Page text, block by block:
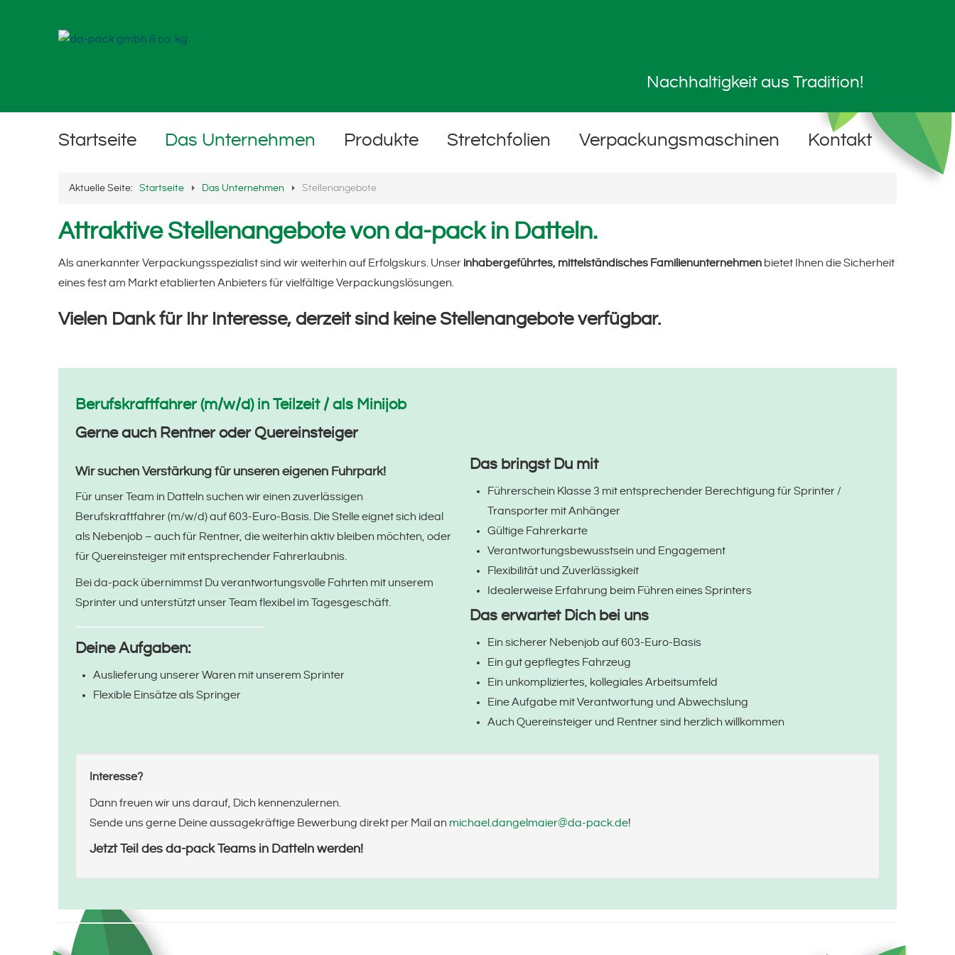
Nachhaltigkeit aus Tradition!
Startseite Das Unternehmen Produkte Stretchfolien Verpackungsmaschinen Kontakt
Aktuelle Seite: Startseite Das Unternehmen Stellenangebote
Attraktive Stellenangebote von da-pack in Datteln.
Als anerkannter Verpackungsspezialist sind wir weiterhin auf Erfolgskurs. Unser inhabergeführtes, mittelständisches Familienunternehmen bietet Ihnen die Sicherheit
eines fest am Markt etablierten Anbieters für vielfältige Verpackungslösungen.
Vielen Dank für Ihr Interesse, derzeit sind keine Stellenangebote verfügbar.
Berufskraftfahrer (m/w/d) in Teilzeit / als Minijob
Gerne auch Rentner oder Quereinsteiger
Wir suchen Verstärkung für unseren eigenen Fuhrpark!
Für unser Team in Datteln suchen wir einen zuverlässigen
Berufskraftfahrer (m/w/d) auf 603-Euro-Basis. Die Stelle eignet sich ideal
als Nebenjob – auch für Rentner, die weiterhin aktiv bleiben möchten, oder
für Quereinsteiger mit entsprechender Fahrerlaubnis.
Bei da-pack übernimmst Du verantwortungsvolle Fahrten mit unserem
Sprinter und unterstützt unser Team flexibel im Tagesgeschäft.
Deine Aufgaben:
Auslieferung unserer Waren mit unserem Sprinter
Flexible Einsätze als Springer
Das bringst Du mit
Führerschein Klasse 3 mit entsprechender Berechtigung für Sprinter /
Transporter mit Anhänger
Gültige Fahrerkarte
Verantwortungsbewusstsein und Engagement
Flexibilität und Zuverlässigkeit
Idealerweise Erfahrung beim Führen eines Sprinters
Das erwartet Dich bei uns
Ein sicherer Nebenjob auf 603-Euro-Basis
Ein gut gepflegtes Fahrzeug
Ein unkompliziertes, kollegiales Arbeitsumfeld
Eine Aufgabe mit Verantwortung und Abwechslung
Auch Quereinsteiger und Rentner sind herzlich willkommen
Interesse?
Dann freuen wir uns darauf, Dich kennenzulernen.
Sende uns gerne Deine aussagekräftige Bewerbung direkt per Mail an michael.dangelmaier@da-pack.de!
Jetzt Teil des da-pack Teams in Datteln werden!